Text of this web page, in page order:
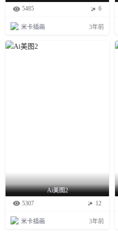
5485
6
米卡插画 3年前
Ai美图2
5307
12
米卡插画 3年前